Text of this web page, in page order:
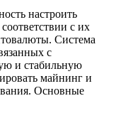
настроить
с их
Система
с
и стабильную
майнинг и
Основные